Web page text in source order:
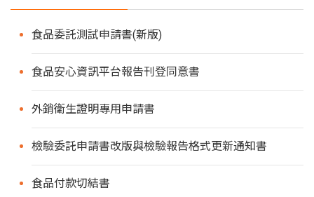
食品委託測試申請書(新版)
食品安心資訊平台報告刊登同意書
外銷衛生證明專用申請書
檢驗委託申請書改版與檢驗報告格式更新通知書
食品付款切結書